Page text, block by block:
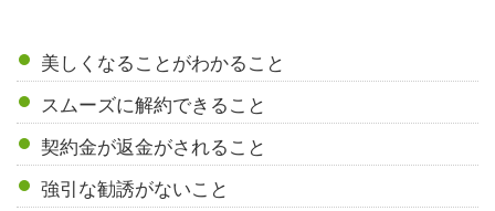
美しくなることがわかること
スムーズに解約できること
契約金が返金がされること
強引な勧誘がないこと